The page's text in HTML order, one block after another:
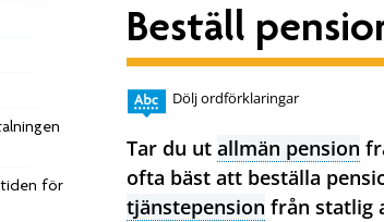
för
Beställ
Dölj ordförklaringar
Tar du ut allmän pension
ofta bäst att beställa
tjänstepension från statlig